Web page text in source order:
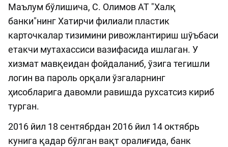
Маълум бўлишича, С. Олимов АТ "Халқ
банки"нинг Хатирчи филиали пластик
карточкалар тизимини ривожлантириш шўъбаси
етакчи мутахассиси вазифасида ишлаган. У
хизмат мавқеидан фойдаланиб, ўзига тегишли
логин ва пароль орқали ўзгаларнинг
ҳисобларига давомли равишда рухсатсиз кириб
турган.
2016 йил 18 сентябрдан 2016 йил 14 октябрь
кунига қадар бўлган вақт оралиғида, банк